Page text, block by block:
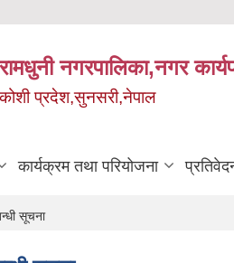
रामधुनी नगरपालिका,नगर
कोशी प्रदेश,सुनसरी,नेपाल
कार्यक्रम तथा परियोजना
सूचना